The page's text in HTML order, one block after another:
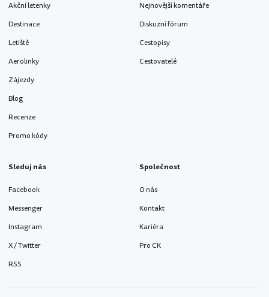
Akční letenky
Destinace
Letiště
Aerolinky
Zájezdy
Blog
Recenze
Promo kódy
Nejnovější komentáře
Diskuzní fórum
Cestopisy
Cestovatelé
Sleduj nás
Facebook
Messenger
Instagram
X / Twitter
RSS
Společnost
O nás
Kontakt
Kariéra
Pro CK